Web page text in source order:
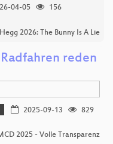
04-05
156
2026: The Bunny Is A Lie
reden
2025-09-13
829
2025 - Volle Transparenz